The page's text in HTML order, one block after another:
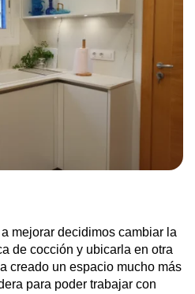
mejorar decidimos cambiar la
de cocción y ubicarla en otra
creado un espacio mucho más
para poder trabajar con